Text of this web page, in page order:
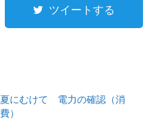
ツイートする
夏にむけて 電力の確認（消
費）